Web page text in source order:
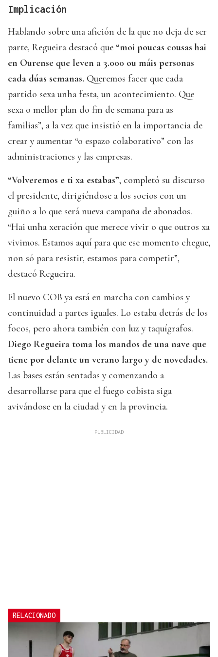
Implicación
Hablando sobre una afición de la que no deja de ser
parte, Regueira destacó que “moi poucas cousas hai
en Ourense que leven a 3.000 ou máis personas
cada dúas semanas. Queremos facer que cada
partido sexa unha festa, un acontecimiento. Que
sexa o mellor plan do fin de semana para as
familias”, a la vez que insistió en la importancia de
crear y aumentar “o espazo colaborativo” con las
administraciones y las empresas.
“Volveremos e ti xa estabas”, completó su discurso
el presidente, dirigiéndose a los socios con un
guiño a lo que será nueva campaña de abonados.
“Hai unha xeración que merece vivir o que outros xa
vivimos. Estamos aquí para que ese momento chegue,
non só para resistir, estamos para competir”,
destacó Regueira.
El nuevo COB ya está en marcha con cambios y
continuidad a partes iguales. Lo estaba detrás de los
focos, pero ahora también con luz y taquígrafos.
Diego Regueira toma los mandos de una nave que
tiene por delante un verano largo y de novedades.
Las bases están sentadas y comenzando a
desarrollarse para que el fuego cobista siga
avivándose en la ciudad y en la provincia.
RELACIONADO